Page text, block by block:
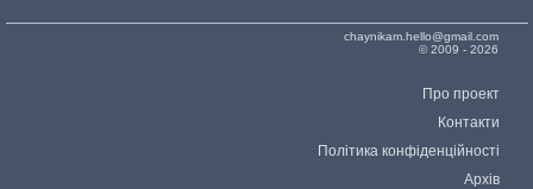
chaynikam.hello@gmail.com
© 2009 - 2026
Про проект
Контакти
Політика конфіденційності
Архів